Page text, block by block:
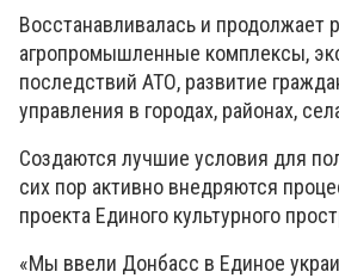
Восстанавливалась и продолжает
агропромышленные комплексы,
последствий АТО, развитие
управления в городах, районах,
Создаются лучшие условия для
сих пор активно внедряются
проекта Единого культурного
«Мы ввели Донбасс в Единое